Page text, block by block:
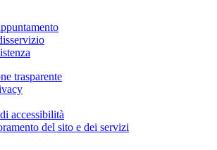
trasparente
accessibilità
del sito e dei servizi